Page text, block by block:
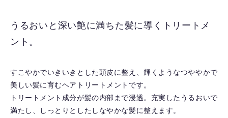
り
除
うるおいと深い艶に満ちた髪に導くトリートメ
ント。
すこやかでいきいきとした頭皮に整え、輝くようなつややかで
美しい髪に育むヘアトリートメントです。
トリートメント成分が髪の内部まで浸透。充実したうるおいで
満たし、しっとりとしたしなやかな髪に整えます。